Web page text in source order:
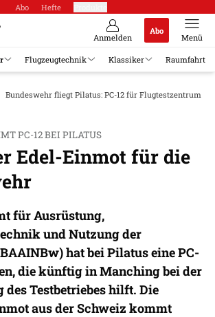
Abo Hefte
Anmelden
Abo
Menü
Flugzeugtechnik Klassiker Raumfahrt
Bundeswehr fliegt Pilatus: PC-12 für Flugtestzentrum
PC-12 BEI PILATUS
Edel-Einmot für die
für Ausrüstung,
und Nutzung der
hat bei Pilatus eine PC-
die künftig in Manching bei der
Testbetriebes hilft. Die
aus der Schweiz kommt